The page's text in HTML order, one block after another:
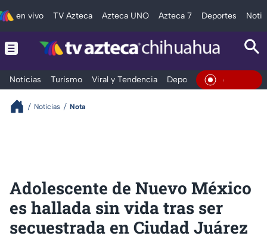
en vivo TV Azteca Azteca UNO Azteca 7 Deportes
Noticias Turismo Viral y Tendencia Deportes Espectáculos
En Vivo
Noticias Nota
Adolescente de Nuevo México
es hallada sin vida tras ser
secuestrada en Ciudad Juárez